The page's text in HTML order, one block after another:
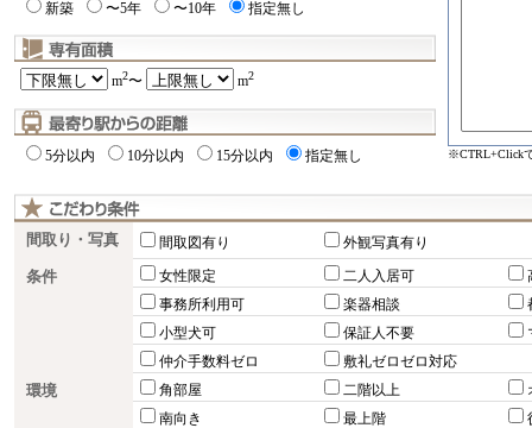
新築 〜5年 〜10年 指定無し
m2〜 m2
5分以内 10分以内 15分以内 指定無し ※CTRL+Click
間取り・写真 間取図有り 外観写真有り
条件 女性限定 二人入居可
事務所利用可
楽器相談
小型犬可
保証人不要
仲介手数料ゼロ
敷礼ゼロゼロ対応
環境 角部屋 二階以上
南向き
最上階